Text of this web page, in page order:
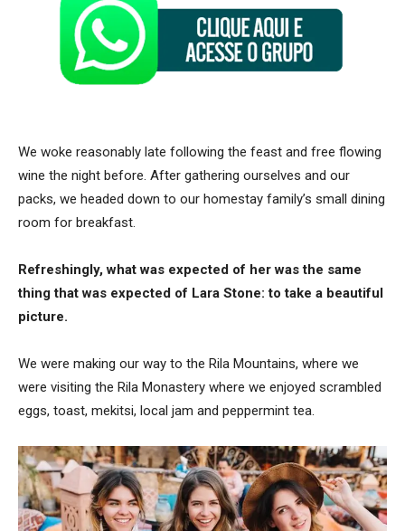
We woke reasonably late following the feast and free flowing
wine the night before. After gathering ourselves and our
packs, we headed down to our homestay family’s small dining
room for breakfast.
Refreshingly, what was expected of her was the same
thing that was expected of Lara Stone: to take a beautiful
picture.
We were making our way to the Rila Mountains, where we
were visiting the Rila Monastery where we enjoyed scrambled
eggs, toast, mekitsi, local jam and peppermint tea.